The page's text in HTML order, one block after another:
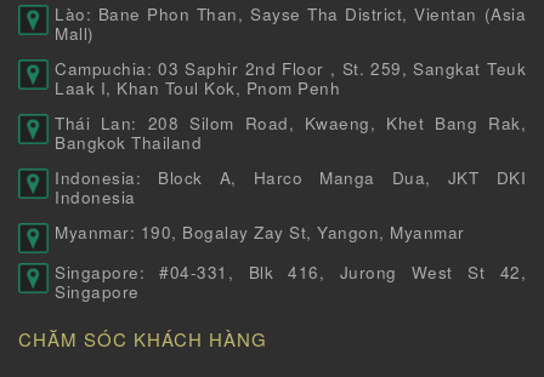
Lào: Bane Phon Than, Sayse Tha District, Vientan (Asia
Mall)
Campuchia: 03 Saphir 2nd Floor , St. 259, Sangkat Teuk
Laak I, Khan Toul Kok, Pnom Penh
Thái Lan: 208 Silom Road, Kwaeng, Khet Bang Rak,
Bangkok Thailand
Indonesia: Block A, Harco Manga Dua, JKT DKI
Indonesia
Myanmar: 190, Bogalay Zay St, Yangon, Myanmar
Singapore: #04-331, Blk 416, Jurong West St 42,
Singapore
CHĂM SÓC KHÁCH HÀNG